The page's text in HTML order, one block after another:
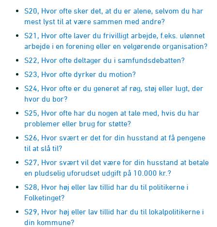
S20, Hvor ofte sker det, at du er alene, selvom du har
mest lyst til at være sammen med andre?
S21, Hvor ofte laver du frivilligt arbejde, f.eks. ulønnet
arbejde i en forening eller en velgørende organisation?
S22, Hvor ofte deltager du i samfundsdebatten?
S23, Hvor ofte dyrker du motion?
S24, Hvor ofte er du generet af røg, støj eller lugt, der
hvor du bor?
S25, Hvor ofte har du nogen at tale med, hvis du har
problemer eller brug for støtte?
S26, Hvor svært er det for din husstand at få pengene
til at slå til?
S27, Hvor svært vil det være for din husstand at betale
en pludselig uforudset udgift på 10.000 kr.?
S28, Hvor høj eller lav tillid har du til politikerne i
Folketinget?
S29, Hvor høj eller lav tillid har du til lokalpolitikerne i
din kommune?